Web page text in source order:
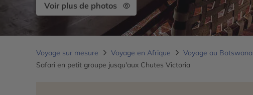
Voir plus de photos
Voyage sur mesure Voyage en Afrique
Voyage au Botswana
Safari en petit groupe jusqu'aux Chutes Victoria